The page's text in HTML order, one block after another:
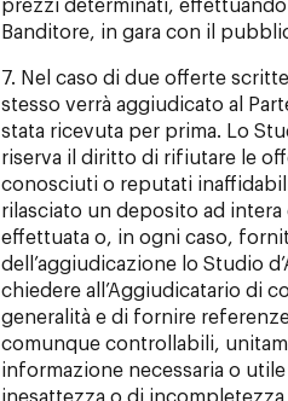
prezzi determinati, effettuando
Banditore, in gara con il
7. Nel caso di due offerte
stesso verrà aggiudicato al
stata ricevuta per prima. Lo
riserva il diritto di rifiutare le
conosciuti o reputati
rilasciato un deposito ad intera
effettuata o, in ogni caso,
dell’aggiudicazione lo Studio
chiedere all’Aggiudicatario di
generalità e di fornire
comunque controllabili,
informazione necessaria o